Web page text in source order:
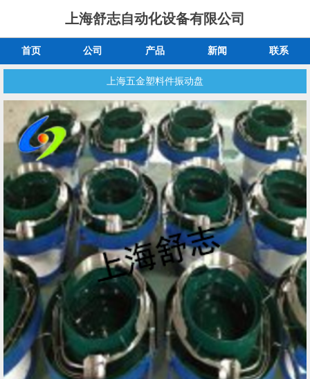
上海舒志自动化设备有限公司
首页 公司 产品 新闻 联系
上海五金塑料件振动盘